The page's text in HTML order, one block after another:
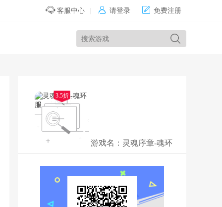
客服中心  请登录  免费注册
3.5折
游戏名： 灵魂序章-魂环